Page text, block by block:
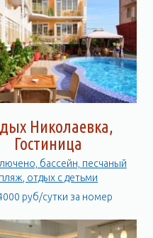
Николаевка,
Гостиница
бассейн, песчаный
пляж, отдых с детьми
руб/сутки за номер